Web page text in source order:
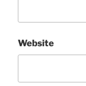
Website